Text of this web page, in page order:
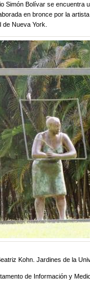
Bolívar se encuentra
en bronce por la
Nueva York.
Kohn. Jardines de la
de Información y